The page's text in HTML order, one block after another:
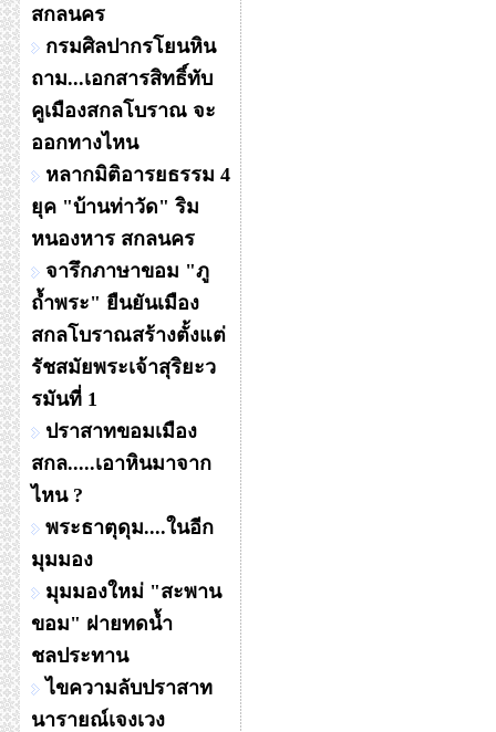
สกลนคร
กรมศิลปากรโยนหิน
ถาม...เอกสารสิทธิ์ทับ
คูเมืองสกลโบราณ จะ
ออกทางไหน
หลากมิติอารยธรรม 4
ยุค "บ้านท่าวัด" ริม
หนองหาร สกลนคร
จารึกภาษาขอม "ภู
ถ้ำพระ" ยืนยันเมือง
สกลโบราณสร้างตั้งแต่
รัชสมัยพระเจ้าสุริยะว
รมันที่ 1
ปราสาทขอมเมือง
สกล.....เอาหินมาจาก
ไหน ?
พระธาตุดุม....ในอีก
มุมมอง
มุมมองใหม่ "สะพาน
ขอม" ฝายทดน้ำ
ชลประทาน
ไขความลับปราสาท
นารายณ์เจงเวง